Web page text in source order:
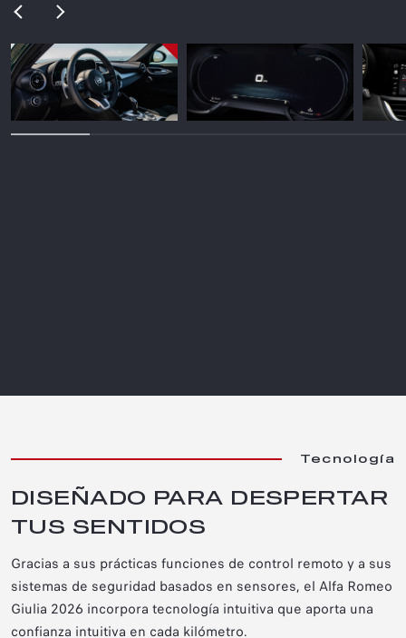
Tecnología
DISEÑADO PARA DESPERTAR
TUS SENTIDOS
Gracias a sus prácticas funciones de control remoto y a sus
sistemas de seguridad basados ​​en sensores, el Alfa Romeo
Giulia 2026 incorpora tecnología intuitiva que aporta una
confianza intuitiva en cada kilómetro.